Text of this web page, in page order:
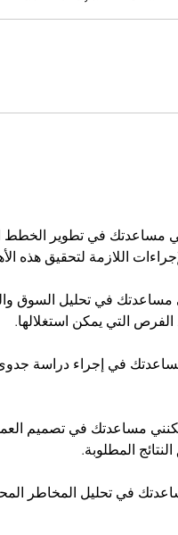
مساعدتك في تطوير الخطط
مساعدتك في تحليل السوق
في إجراء دراسة
مساعدتك في تصميم
في تحليل المخاطر